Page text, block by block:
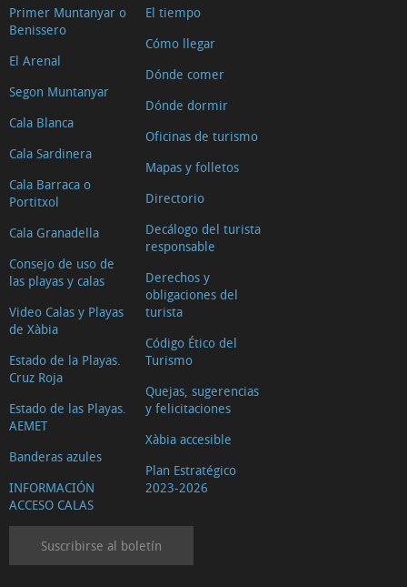
Primer Muntanyar o
Benissero
El Arenal
Segon Muntanyar
Cala Blanca
Cala Sardinera
Cala Barraca o
Portitxol
Cala Granadella
Consejo de uso de
las playas y calas
Video Calas y Playas
de Xàbia
Estado de la Playas.
Cruz Roja
Estado de las Playas.
AEMET
Banderas azules
INFORMACIÓN
ACCESO CALAS
El tiempo
Cómo llegar
Dónde comer
Dónde dormir
Oficinas de turismo
Mapas y folletos
Directorio
Decálogo del turista
responsable
Derechos y
obligaciones del
turista
Código Ético del
Turismo
Quejas, sugerencias
y felicitaciones
Xàbia accesible
Plan Estratégico
2023-2026
Suscribirse al boletín